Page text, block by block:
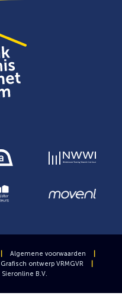
Algemene voorwaarden
Grafisch ontwerp VRMGVR
Sieronline B.V.